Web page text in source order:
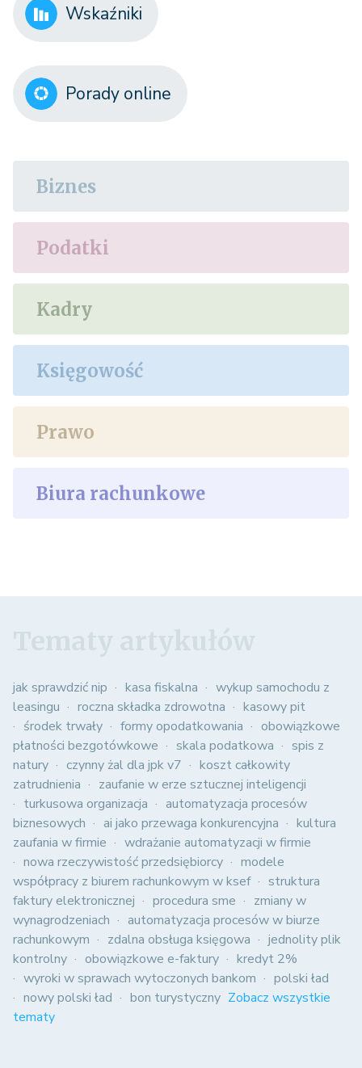
Wskaźniki
Porady online
Biznes
Podatki
Kadry
Księgowość
Prawo
Biura rachunkowe
jak sprawdzić nip kasa fiskalna
wykup samochodu z
leasingu
roczna składka zdrowotna
kasowy pit
środek trwały
formy opodatkowania
obowiązkowe
płatności bezgotówkowe
skala podatkowa
spis z
natury
czynny żal dla jpk v7
koszt całkowity
zatrudnienia
zaufanie w erze sztucznej inteligencji
turkusowa organizacja
automatyzacja procesów
biznesowych
ai jako przewaga konkurencyjna
kultura
zaufania w firmie
wdrażanie automatyzacji w firmie
nowa rzeczywistość przedsiębiorcy
modele
współpracy z biurem rachunkowym w ksef
struktura
faktury elektronicznej
procedura sme
zmiany w
wynagrodzeniach
automatyzacja procesów w biurze
rachunkowym
zdalna obsługa księgowa
jednolity plik
kontrolny
obowiązkowe e-faktury
kredyt 2%
wyroki w sprawach wytoczonych bankom
polski ład
nowy polski ład
bon turystyczny Zobacz wszystkie
tematy